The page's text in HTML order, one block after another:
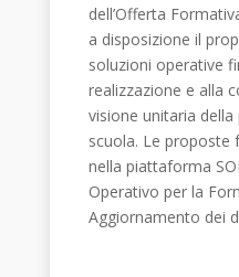
dell’Offerta
a disposizione il
soluzioni operative
realizzazione e alla
visione unitaria
scuola. Le proposte
nella piattaforma
Operativo per la
Aggiornamento dei